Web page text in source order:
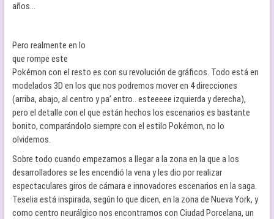
años…
Pero realmente en lo
que rompe este
Pokémon con el resto es con su revolución de gráficos. Todo está en
modelados 3D en los que nos podremos mover en 4 direcciones
(arriba, abajo, al centro y pa’ entro.. esteeeee izquierda y derecha),
pero el detalle con el que están hechos los escenarios es bastante
bonito, comparándolo siempre con el estilo Pokémon, no lo
olvidemos.
Sobre todo cuando empezamos a llegar a la zona en la que a los
desarrolladores se les encendió la vena y les dio por realizar
espectaculares giros de cámara e innovadores escenarios en la saga.
Teselia está inspirada, según lo que dicen, en la zona de Nueva York, y
como centro neurálgico nos encontramos con Ciudad Porcelana, un